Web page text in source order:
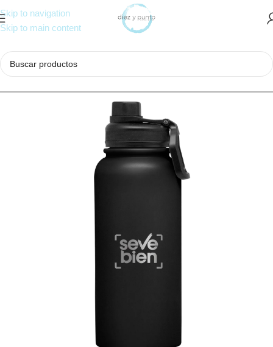
Skip to navigation
Skip to main content